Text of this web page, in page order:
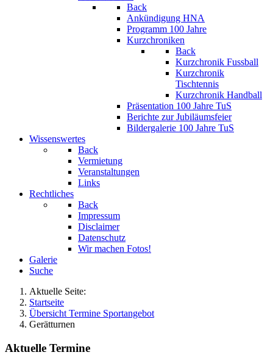
Back
Ankündigung HNA
Programm 100 Jahre
Kurzchroniken
Back
Kurzchronik Fussball
Kurzchronik
Tischtennis
Kurzchronik Handball
Präsentation 100 Jahre TuS
Berichte zur Jubiläumsfeier
Bildergalerie 100 Jahre TuS
Wissenswertes
Back
Vermietung
Veranstaltungen
Links
Rechtliches
Back
Impressum
Disclaimer
Datenschutz
Wir machen Fotos!
Galerie
Suche
Aktuelle Seite:
Startseite
Übersicht Termine Sportangebot
Gerätturnen
Aktuelle Termine